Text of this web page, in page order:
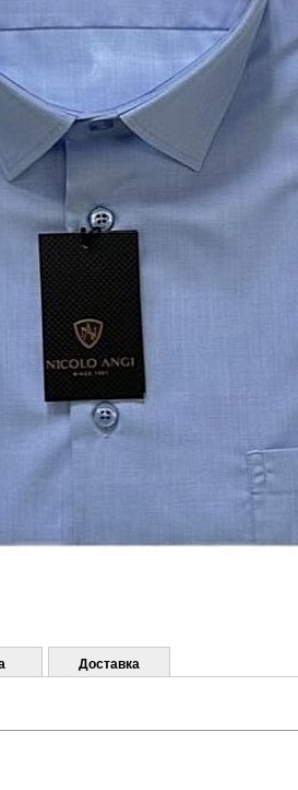
Доставка